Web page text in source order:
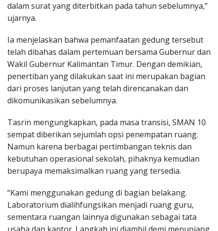
dalam surat yang diterbitkan pada tahun sebelumnya,”
ujarnya.
Ia menjelaskan bahwa pemanfaatan gedung tersebut
telah dibahas dalam pertemuan bersama Gubernur dan
Wakil Gubernur Kalimantan Timur. Dengan demikian,
penertiban yang dilakukan saat ini merupakan bagian
dari proses lanjutan yang telah direncanakan dan
dikomunikasikan sebelumnya.
Tasrin mengungkapkan, pada masa transisi, SMAN 10
sempat diberikan sejumlah opsi penempatan ruang.
Namun karena berbagai pertimbangan teknis dan
kebutuhan operasional sekolah, pihaknya kemudian
berupaya memaksimalkan ruang yang tersedia.
“Kami menggunakan gedung di bagian belakang.
Laboratorium dialihfungsikan menjadi ruang guru,
sementara ruangan lainnya digunakan sebagai tata